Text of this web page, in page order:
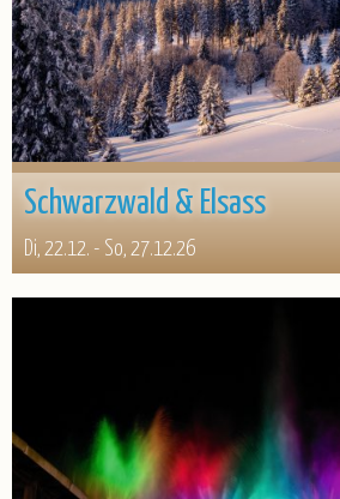
Schwarzwald & Elsass
Di, 22.12. - So, 27.12.26